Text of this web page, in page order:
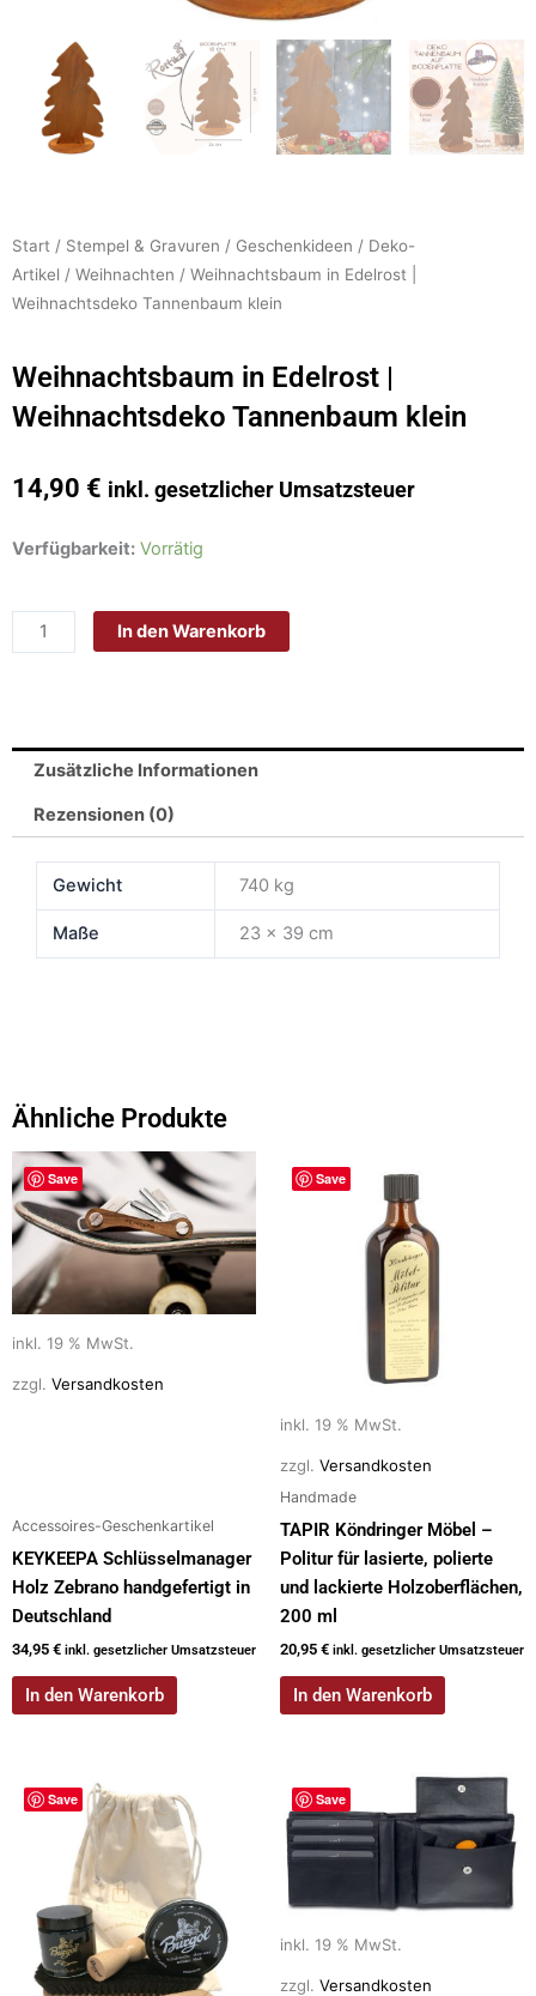
Start / Stempel & Gravuren / Geschenkideen / Deko-
Artikel / Weihnachten / Weihnachtsbaum in Edelrost |
Weihnachtsdeko Tannenbaum klein
Weihnachtsbaum in Edelrost |
Weihnachtsdeko Tannenbaum klein
14,90 € inkl. gesetzlicher Umsatzsteuer
Verfügbarkeit: Vorrätig
Weihnachtsbaum
Menge
In den Warenkorb
Zusätzliche Informationen
Rezensionen (0)
Gewicht 740 kg
Maße 23 × 39 cm
Ähnliche Produkte
Save
inkl. 19 % MwSt.
zzgl. Versandkosten
Accessoires-Geschenkartikel
KEYKEEPA Schlüsselmanager
Holz Zebrano handgefertigt in
Deutschland
34,95 € inkl. gesetzlicher Umsatzsteuer
In den Warenkorb
Save
inkl. 19 % MwSt.
zzgl. Versandkosten
Handmade
TAPIR Köndringer Möbel –
Politur für lasierte, polierte
und lackierte Holzoberflächen,
200 ml
20,95 € inkl. gesetzlicher Umsatzsteuer
In den Warenkorb
Save Save
inkl. 19 % MwSt.
zzgl. Versandkosten